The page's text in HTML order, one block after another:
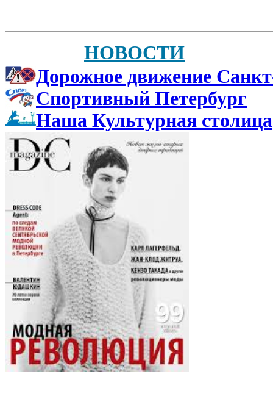
НОВОСТИ
Дорожное движение
Спортивный Петербург
Наша Культурная столица